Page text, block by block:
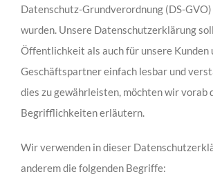
Datenschutz-Grundverordnung (DS-
wurden. Unsere Datenschutzerklärung
Öffentlichkeit als auch für unsere Kunden
Geschäftspartner einfach lesbar und
dies zu gewährleisten, möchten wir vorab
Begrifflichkeiten erläutern.
Wir verwenden in dieser
anderem die folgenden Begriffe: